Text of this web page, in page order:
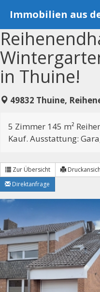
Inhalt
springen
Immobilien aus
in Thuine!
49832 Thuine,
5 Zimmer 145 m²
Kauf. Ausstattung:
Zur Übersicht
Direktanfrage